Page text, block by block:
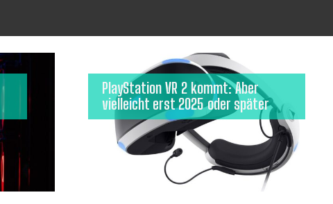
PlayStation VR 2 kommt: Aber
vielleicht erst 2025 oder später